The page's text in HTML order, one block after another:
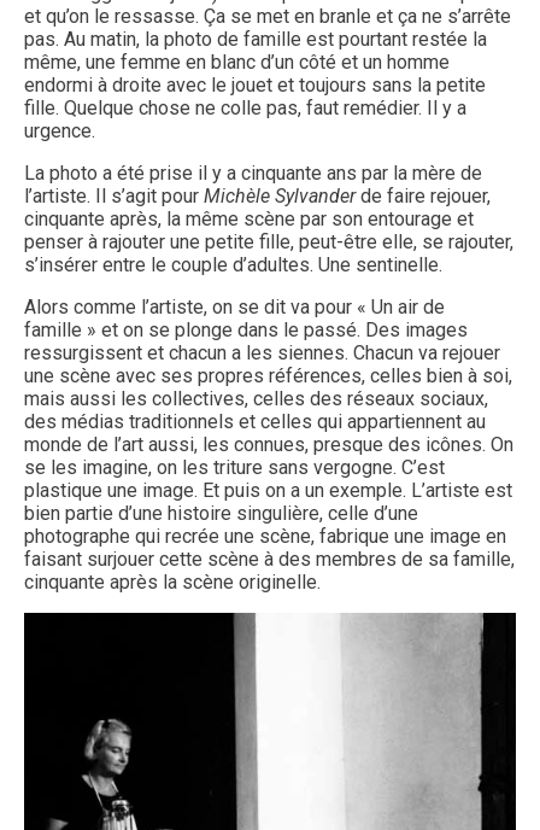
et qu’on le ressasse. Ça se met en branle et ça ne s’arrête
pas. Au matin, la photo de famille est pourtant restée la
même, une femme en blanc d’un côté et un homme
endormi à droite avec le jouet et toujours sans la petite
fille. Quelque chose ne colle pas, faut remédier. Il y a
urgence.
La photo a été prise il y a cinquante ans par la mère de
l’artiste. Il s’agit pour Michèle Sylvanderde faire rejouer,
cinquante après, la même scène par son entourage et
penser à rajouter une petite fille, peut-être elle, se rajouter,
s’insérer entre le couple d’adultes. Une sentinelle.
Alors comme l’artiste, on se dit va pour « Un air de
famille » et on se plonge dans le passé. Des images
ressurgissent et chacun a les siennes. Chacun va rejouer
une scène avec ses propres références, celles bien à soi,
mais aussi les collectives, celles des réseaux sociaux,
des médias traditionnels et celles qui appartiennent au
monde de l’art aussi, les connues, presque des icônes. On
se les imagine, on les triture sans vergogne. C’est
plastique une image. Et puis on a un exemple. L’artiste est
bien partie d’une histoire singulière, celle d’une
photographe qui recrée une scène, fabrique une image en
faisant surjouer cette scène à des membres de sa famille,
cinquante après la scène originelle.